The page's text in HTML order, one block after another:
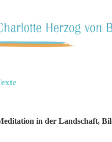
in der Landschaft,